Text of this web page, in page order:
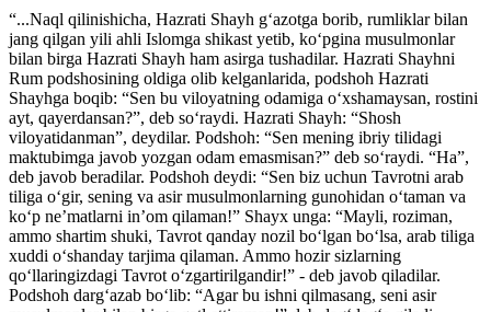
“...Naql qilinishicha, Hazrati Shayh g‘azotga borib, rumliklar bilan
jang qilgan yili ahli Islomga shikast yetib, ko‘pgina musulmonlar
bilan birga Hazrati Shayh ham asirga tushadilar. Hazrati Shayhni
Rum podshosining oldiga olib kelganlarida, podshoh Hazrati
Shayhga boqib: “Sen bu viloyatning odamiga o‘xshamaysan, rostini
ayt, qayerdansan?”, deb so‘raydi. Hazrati Shayh: “Shosh
viloyatidanman”, deydilar. Podshoh: “Sen mening ibriy tilidagi
maktubimga javob yozgan odam emasmisan?” deb so‘raydi. “Ha”,
deb javob beradilar. Podshoh deydi: “Sen biz uchun Tavrotni arab
tiliga o‘gir, sening va asir musulmonlarning gunohidan o‘taman va
ko‘p ne’matlarni in’om qilaman!” Shayx unga: “Mayli, roziman,
ammo shartim shuki, Tavrot qanday nozil bo‘lgan bo‘lsa, arab tiliga
xuddi o‘shanday tarjima qilaman. Ammo hozir sizlarning
qo‘llaringizdagi Tavrot o‘zgartirilgandir!” - deb javob qiladilar.
Podshoh darg‘azab bo‘lib: “Agar bu ishni qilmasang, seni asir